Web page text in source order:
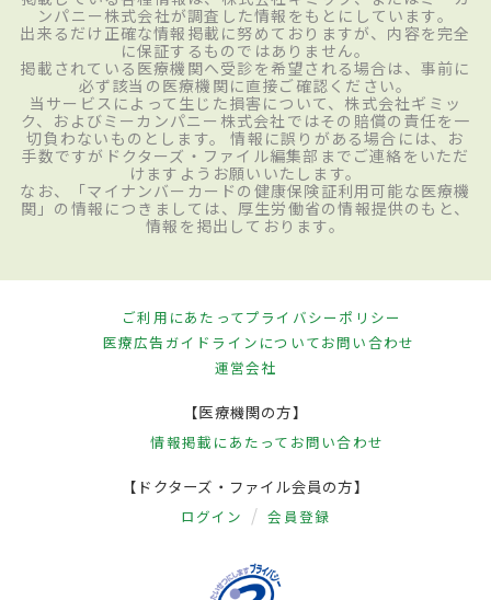
ンパニー株式会社が調査した情報をもとにしています。
出来るだけ正確な情報掲載に努めておりますが、内容を完全
に保証するものではありません。
掲載されている医療機関へ受診を希望される場合は、事前に
必ず該当の医療機関に直接ご確認ください。
当サービスによって生じた損害について、株式会社ギミッ
ク、およびミーカンパニー株式会社ではその賠償の責任を一
切負わないものとします。 情報に誤りがある場合には、お
手数ですがドクターズ・ファイル編集部までご連絡をいただ
けますようお願いいたします。
なお、「マイナンバーカードの健康保険証利用可能な医療機
関」の情報につきましては、厚生労働省の情報提供のもと、
情報を掲出しております。
ご利用にあたってプライバシーポリシー
医療広告ガイドラインについてお問い合わせ
運営会社
【医療機関の方】
情報掲載にあたって お問い合わせ
【ドクターズ・ファイル会員の方】
ログイン 会員登録